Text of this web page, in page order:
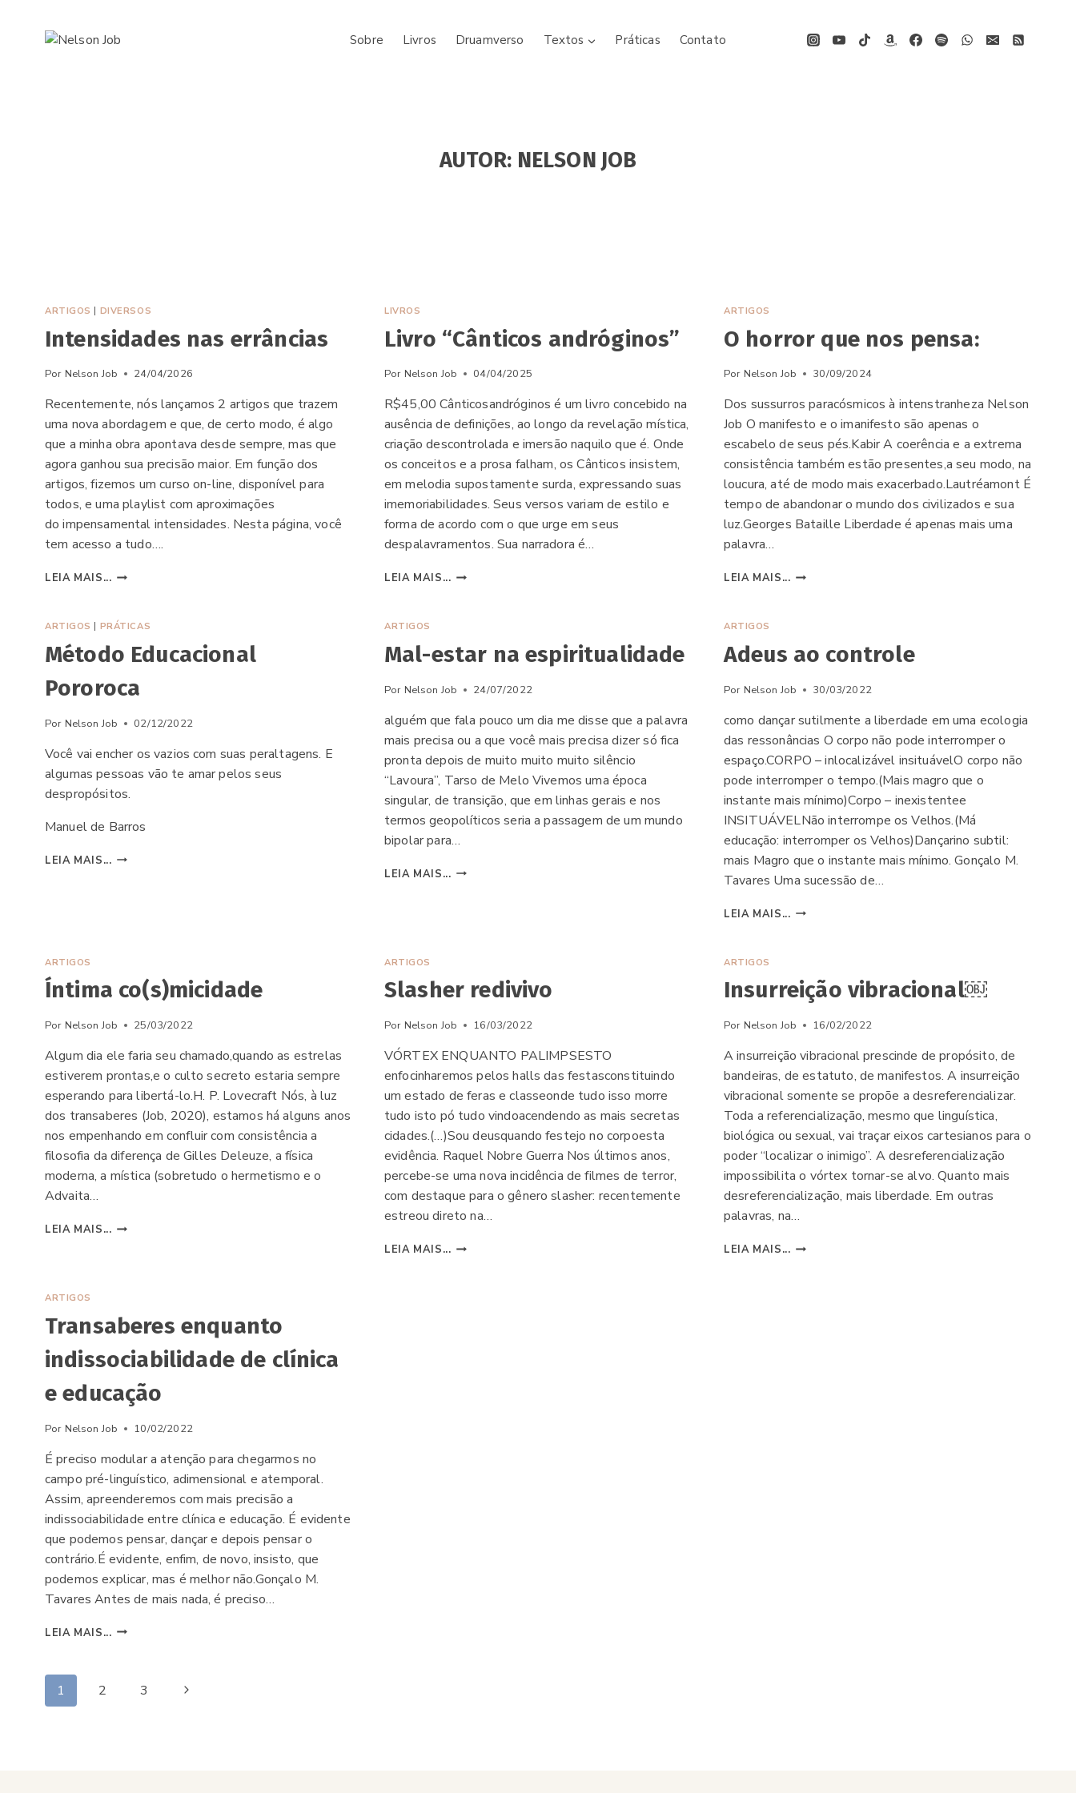
Sobre Livros Druamverso Textos Práticas Contato
AUTOR: NELSON JOB
ARTIGOS DIVERSOS
Intensidades nas errâncias
Por Nelson Job 24/04/2026
Recentemente, nós lançamos 2 artigos que trazem
uma nova abordagem e que, de certo modo, é algo
que a minha obra apontava desde sempre, mas que
agora ganhou sua precisão maior. Em função dos
artigos, fizemos um curso on-line, disponível para
todos, e uma playlist com aproximações
do impensamental intensidades. Nesta página, você
tem acesso a tudo….
LEIA MAIS... INTENSIDADES
LIVROS
Livro “Cânticos andróginos”
Por Nelson Job 04/04/2025
R$45,00 Cânticosandróginos é um livro concebido na
ausência de definições, ao longo da revelação mística,
criação descontrolada e imersão naquilo que é. Onde
os conceitos e a prosa falham, os Cânticos insistem,
em melodia supostamente surda, expressando suas
imemoriabilidades. Seus versos variam de estilo e
forma de acordo com o que urge em seus
despalavramentos. Sua narradora é…
LEIA MAIS... LIVRO
ARTIGOS
O horror que nos pensa:
Por Nelson Job 30/09/2024
Dos sussurros paracósmicos à intenstranheza Nelson
Job O manifesto e o imanifesto são apenas o
escabelo de seus pés.Kabir A coerência e a extrema
consistência também estão presentes,a seu modo, na
loucura, até de modo mais exacerbado.Lautréamont É
tempo de abandonar o mundo dos civilizados e sua
luz.Georges Bataille Liberdade é apenas mais uma
palavra…
LEIA MAIS... O
ARTIGOS PRÁTICAS
Método Educacional
Pororoca
Por Nelson Job 02/12/2022
Você vai encher os vazios com suas peraltagens. E
algumas pessoas vão te amar pelos seus
despropósitos.
Manuel de Barros
LEIA MAIS... MÉTODO
ARTIGOS
Mal-estar na espiritualidade
Por Nelson Job 24/07/2022
alguém que fala pouco um dia me disse que a palavra
mais precisa ou a que você mais precisa dizer só fica
pronta depois de muito muito muito silêncio
“Lavoura”, Tarso de Melo Vivemos uma época
singular, de transição, que em linhas gerais e nos
termos geopolíticos seria a passagem de um mundo
bipolar para…
LEIA MAIS... MAL-
ARTIGOS
Adeus ao controle
Por Nelson Job 30/03/2022
como dançar sutilmente a liberdade em uma ecologia
das ressonâncias O corpo não pode interromper o
espaço.CORPO – inlocalizável insituávelO corpo não
pode interromper o tempo.(Mais magro que o
instante mais mínimo)Corpo – inexistentee
INSITUÁVELNão interrompe os Velhos.(Má
educação: interromper os Velhos)Dançarino subtil:
mais Magro que o instante mais mínimo. Gonçalo M.
Tavares Uma sucessão de…
LEIA MAIS... ADEUS
ARTIGOS
Íntima co(s)micidade
Por Nelson Job 25/03/2022
Algum dia ele faria seu chamado,quando as estrelas
estiverem prontas,e o culto secreto estaria sempre
esperando para libertá-lo.H. P. Lovecraft Nós, à luz
dos transaberes (Job, 2020), estamos há alguns anos
nos empenhando em confluir com consistência a
filosofia da diferença de Gilles Deleuze, a física
moderna, a mística (sobretudo o hermetismo e o
Advaita…
LEIA MAIS... ÍNTIMA
ARTIGOS
Slasher redivivo
Por Nelson Job 16/03/2022
VÓRTEX ENQUANTO PALIMPSESTO
enfocinharemos pelos halls das festasconstituindo
um estado de feras e classeonde tudo isso morre
tudo isto pó tudo vindoacendendo as mais secretas
cidades.(…)Sou deusquando festejo no corpoesta
evidência. Raquel Nobre Guerra Nos últimos anos,
percebe-se uma nova incidência de filmes de terror,
com destaque para o gênero slasher: recentemente
estreou direto na…
LEIA MAIS... SLASHER
ARTIGOS
Insurreição vibracional￼
Por Nelson Job 16/02/2022
A insurreição vibracional prescinde de propósito, de
bandeiras, de estatuto, de manifestos. A insurreição
vibracional somente se propõe a desreferencializar.
Toda a referencialização, mesmo que linguística,
biológica ou sexual, vai traçar eixos cartesianos para o
poder “localizar o inimigo”. A desreferencialização
impossibilita o vórtex tornar-se alvo. Quanto mais
desreferencialização, mais liberdade. Em outras
palavras, na…
LEIA MAIS... INSURREIÇÃO
ARTIGOS
Transaberes enquanto
indissociabilidade de clínica
e educação
Por Nelson Job 10/02/2022
É preciso modular a atenção para chegarmos no
campo pré-linguístico, adimensional e atemporal.
Assim, apreenderemos com mais precisão a
indissociabilidade entre clínica e educação. É evidente
que podemos pensar, dançar e depois pensar o
contrário.É evidente, enfim, de novo, insisto, que
podemos explicar, mas é melhor não.Gonçalo M.
Tavares Antes de mais nada, é preciso…
LEIA MAIS... TRANSABERES
CLÍNICA
Navegação
1 2 3
Página